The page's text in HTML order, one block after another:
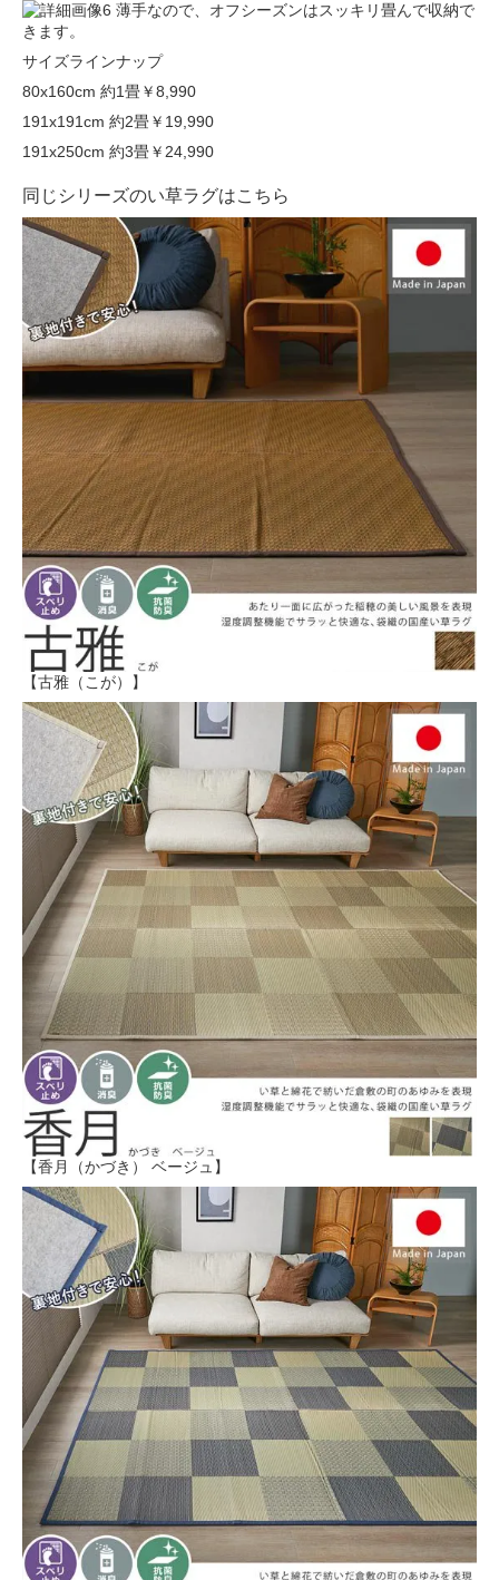
薄手なので、オフシーズンはスッキリ畳んで収納で
きます。
サイズラインナップ
80x160cm 約1畳￥8,990
191x191cm 約2畳￥19,990
191x250cm 約3畳￥24,990
同じシリーズのい草ラグはこちら
【古雅（こが）】
【香月（かづき） ベージュ】